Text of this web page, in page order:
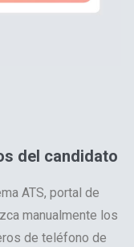
del candidato
ATS, portal de
manualmente los
de teléfono de
las
crea tu correo
para
y